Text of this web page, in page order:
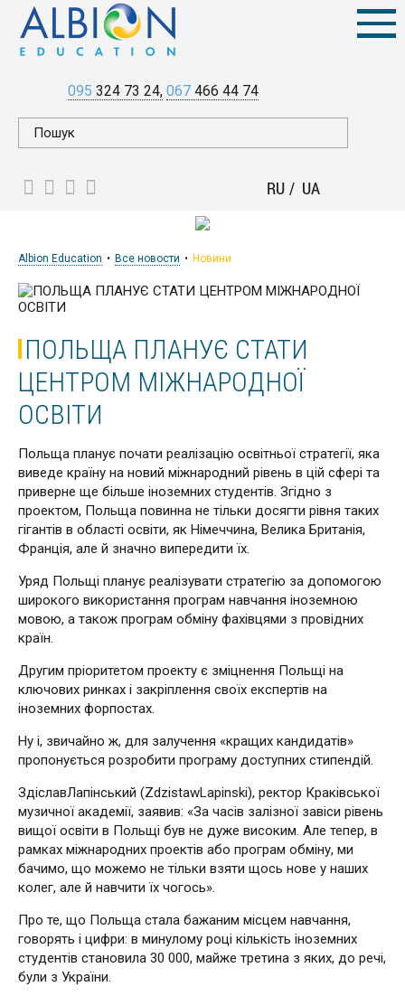
095 324 73 24 067 466 44 74
RU UA
Albion Education Все новости Новини
ПОЛЬЩА ПЛАНУЄ СТАТИ
ЦЕНТРОМ МІЖНАРОДНОЇ
ОСВІТИ
Польща планує почати реалізацію освітньої стратегії, яка
виведе країну на новий міжнародний рівень в цій сфері та
приверне ще більше іноземних студентів. Згідно з
проектом, Польща повинна не тільки досягти рівня таких
гігантів в області освіти, як Німеччина, Велика Британія,
Франція, але й значно випередити їх.
Уряд Польщі планує реалізувати стратегію за допомогою
широкого використання програм навчання іноземною
мовою, а також програм обміну фахівцями з провідних
країн.
Другим пріоритетом проекту є зміцнення Польщі на
ключових ринках і закріплення своїх експертів на
іноземних форпостах.
Ну і, звичайно ж, для залучення «кращих кандидатів»
пропонується розробити програму доступних стипендій.
ЗдіславЛапінський (ZdzistawLapinski), ректор Краківської
музичної академії, заявив: «За часів залізної завіси рівень
вищої освіти в Польщі був не дуже високим. Але тепер, в
рамках міжнародних проектів або програм обміну, ми
бачимо, що можемо не тільки взяти щось нове у наших
колег, але й навчити їх чогось».
Про те, що Польща стала бажаним місцем навчання,
говорять і цифри: в минулому році кількість іноземних
студентів становила 30 000, майже третина з яких, до речі,
були з України.